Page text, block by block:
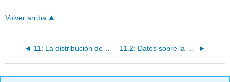
Volver arriba
11: La distribución de Chi-Cuadrado